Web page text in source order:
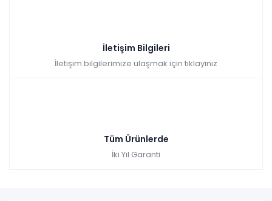
İletişim Bilgileri
İletişim bilgilerimize ulaşmak için tıklayınız
Tüm Ürünlerde
İki Yıl Garanti